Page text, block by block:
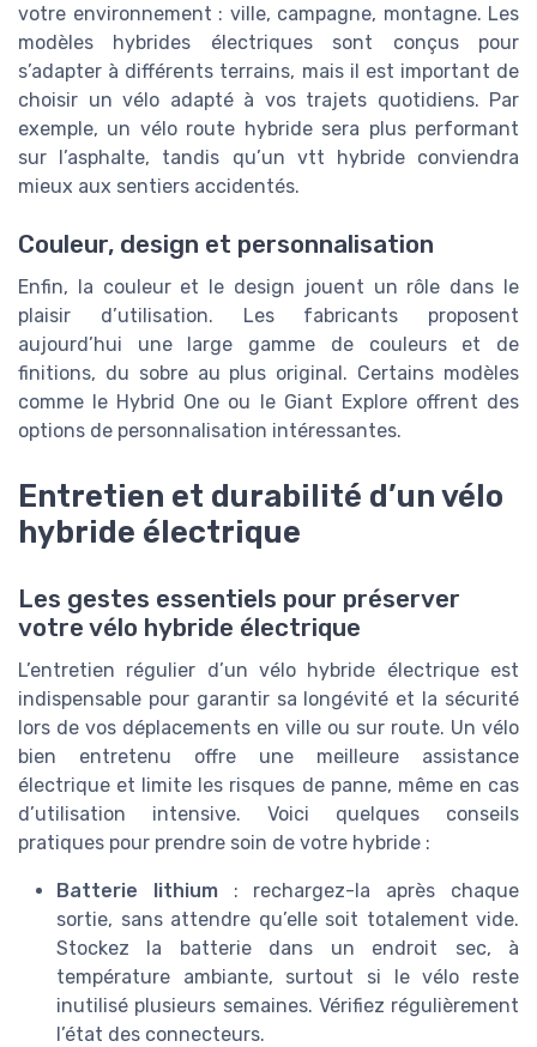
votre environnement : ville, campagne, montagne. Les
modèles hybrides électriques sont conçus pour
s’adapter à différents terrains, mais il est important de
choisir un vélo adapté à vos trajets quotidiens. Par
exemple, un vélo route hybride sera plus performant
sur l’asphalte, tandis qu’un vtt hybride conviendra
mieux aux sentiers accidentés.
Couleur, design et personnalisation
Enfin, la couleur et le design jouent un rôle dans le
plaisir d’utilisation. Les fabricants proposent
aujourd’hui une large gamme de couleurs et de
finitions, du sobre au plus original. Certains modèles
comme le Hybrid One ou le Giant Explore offrent des
options de personnalisation intéressantes.
Entretien et durabilité d’un vélo
hybride électrique
Les gestes essentiels pour préserver
votre vélo hybride électrique
L’entretien régulier d’un vélo hybride électrique est
indispensable pour garantir sa longévité et la sécurité
lors de vos déplacements en ville ou sur route. Un vélo
bien entretenu offre une meilleure assistance
électrique et limite les risques de panne, même en cas
d’utilisation intensive. Voici quelques conseils
pratiques pour prendre soin de votre hybride :
Batterie lithium: rechargez-la après chaque
sortie, sans attendre qu’elle soit totalement vide.
Stockez la batterie dans un endroit sec, à
température ambiante, surtout si le vélo reste
inutilisé plusieurs semaines. Vérifiez régulièrement
l’état des connecteurs.